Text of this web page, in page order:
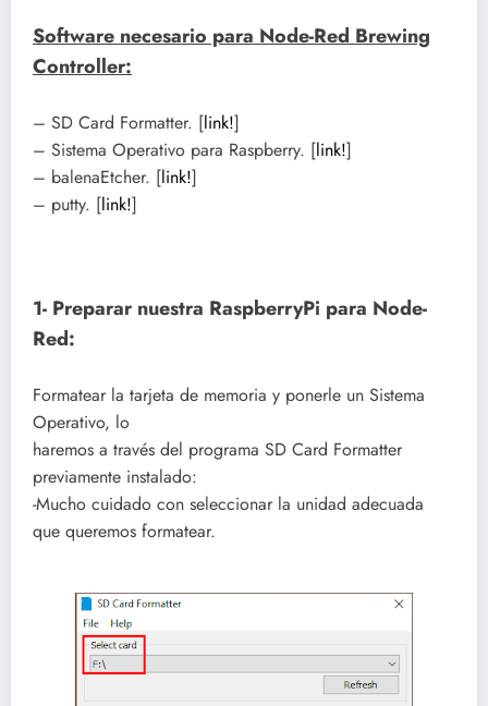
Software necesario para Node-Red Brewing
Controller:
– SD Card Formatter. [link!]
– Sistema Operativo para Raspberry. [link!]
– balenaEtcher. [link!]
– putty. [link!]
1- Preparar nuestra RaspberryPi para Node-
Red:
Formatear la tarjeta de memoria y ponerle un Sistema
Operativo, lo
haremos a través del programa SD Card Formatter
previamente instalado:
-Mucho cuidado con seleccionar la unidad adecuada
que queremos formatear.